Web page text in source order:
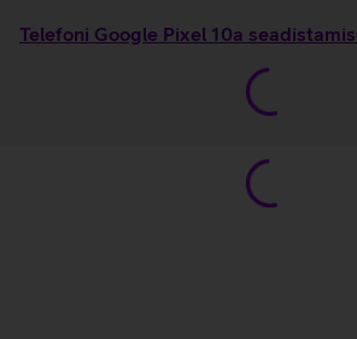
Telefoni Google Pixel 10a